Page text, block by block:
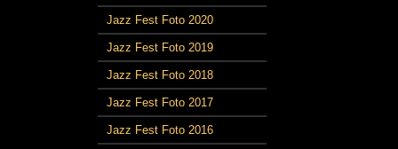
Jazz Fest Foto 2020
Jazz Fest Foto 2019
Jazz Fest Foto 2018
Jazz Fest Foto 2017
Jazz Fest Foto 2016